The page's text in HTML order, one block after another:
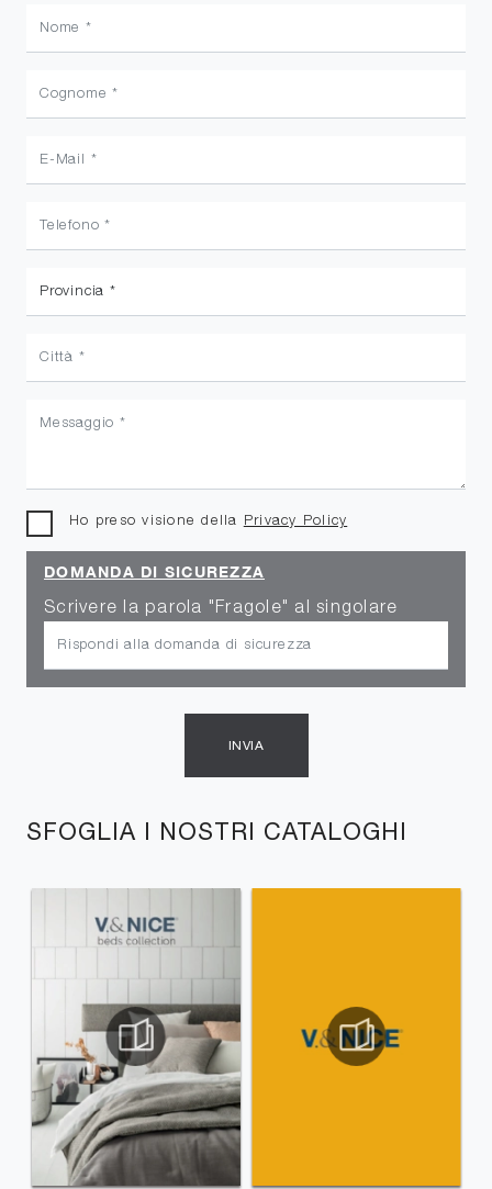
SFOGLIA I NOSTRI CATALOGHI
Ho preso visione della Privacy Policy
DOMANDA DI SICUREZZA
Scrivere la parola "Fragole" al singolare
INVIA